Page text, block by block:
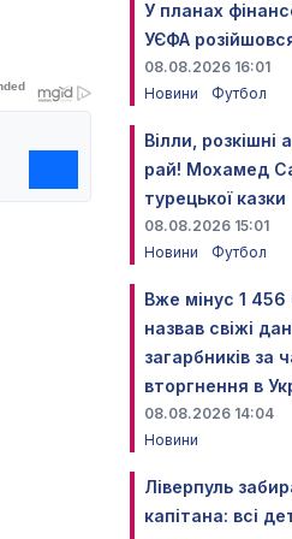
У планах
УЄФА
08.08.2026 16:01
Новини
Футбол
Вілли, розкішні
рай! Мохамед
турецької казки
08.08.2026 15:01
Новини
Футбол
Вже мінус 1
назвав свіжі
загарбників за
вторгнення в
08.08.2026 14:04
Новини
Ліверпуль
капітана: всі